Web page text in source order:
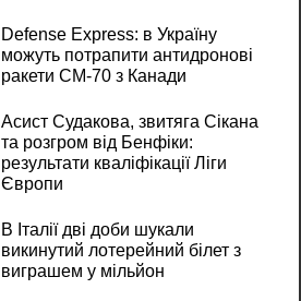
Defense Express: в Україну
можуть потрапити антидронові
ракети CM-70 з Канади
Асист Судакова, звитяга Сікана
та розгром від Бенфіки:
результати кваліфікації Ліги
Європи
В Італії дві доби шукали
викинутий лотерейний білет з
виграшем у мільйон